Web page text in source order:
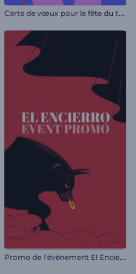
C
arte de vœux pour la fête du travail
P
romo de l'événement El Encierro